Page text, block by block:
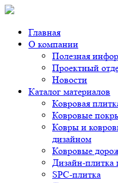
Главная
О компании
Полезная
Проектный
Новости
Каталог материалов
Ковровая
Ковровые
Ковры и
дизайном
Ковровые
Дизайн-плитка
SPC-плитка